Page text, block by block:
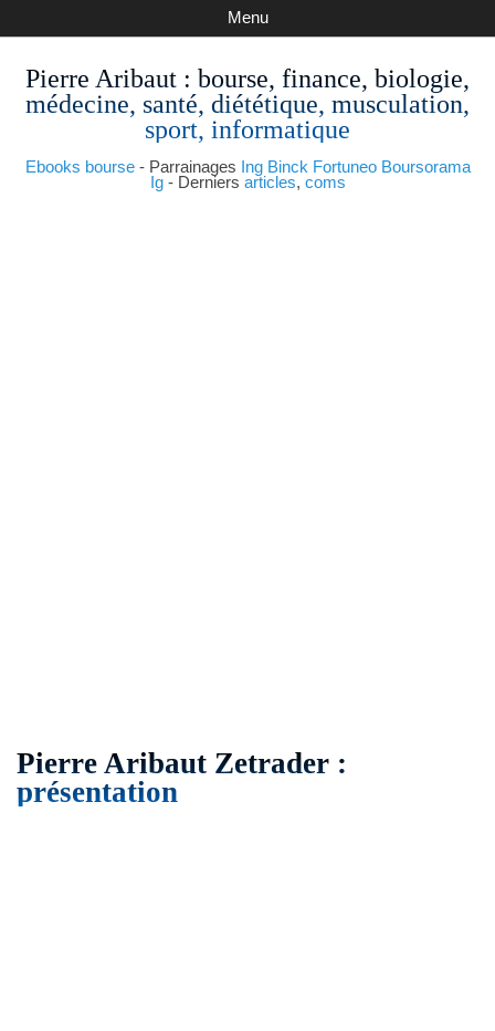
Pierre Aribaut : bourse, finance, biologie,
médecine, santé, diététique, musculation,
sport, informatique
Ebooks bourse- Parrainages Ing Binck Fortuneo Boursorama
Ig- Derniers articles, coms
Menu
Pierre Aribaut Zetrader :
présentation